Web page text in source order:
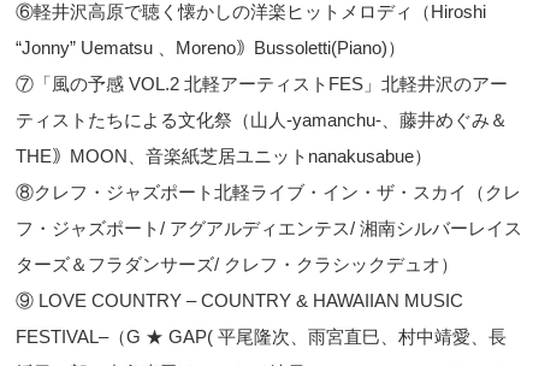
⑥軽井沢高原で聴く懐かしの洋楽ヒットメロディ（Hiroshi
“Jonny” Uematsu 、Moreno｠Bussoletti(Piano)）
⑦「風の予感 VOL.2 北軽アーティストFES」北軽井沢のアー
ティストたちによる文化祭（山人-yamanchu-、藤井めぐみ＆
THE｠MOON、音楽紙芝居ユニットnanakusabue）
⑧クレフ・ジャズポート北軽ライブ・イン・ザ・スカイ（クレ
フ・ジャズポート/ アグアルディエンテス/ 湘南シルバーレイス
ターズ＆フラダンサーズ/ クレフ・クラシックデュオ）
⑨ LOVE COUNTRY ‒ COUNTRY & HAWAIIAN MUSIC
FESTIVAL‒（G ★ GAP( 平尾隆次、雨宮直巳、村中靖愛、長